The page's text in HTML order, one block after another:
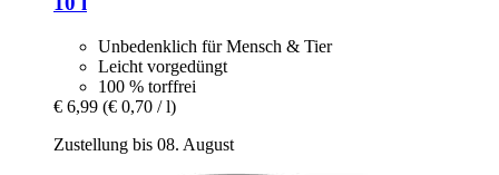
Unbedenklich für Mensch & Tier
Leicht vorgedüngt
100 % torffrei
€ 6,99 (€ 0,70 / l)
Zustellung bis 08. August